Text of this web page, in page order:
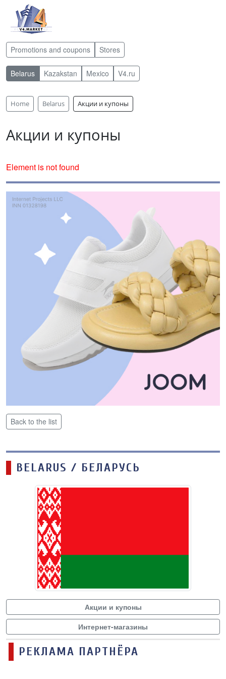
Promotions and coupons Stores
Belarus Kazakstan Mexico V4.ru
Home Belarus Акции и купоны
Акции и купоны
Element is not found
Back to the list
BELARUS / БЕЛАРУСЬ
Акции и купоны
Интернет-магазины
РЕКЛАМА ПАРТНЁРА